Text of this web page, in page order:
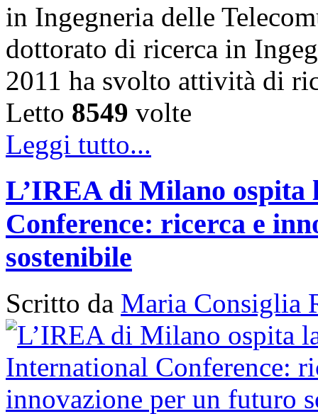
in Ingegneria delle
dottorato di ricerca in
2011 ha svolto attività di
Letto 8549 volte
Leggi tutto...
L’IREA di Milano
Conference: ricerca e
sostenibile
Scritto da Maria Consiglia